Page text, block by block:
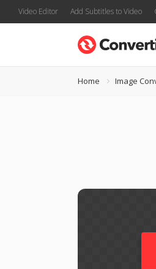
Video Editor Add Subtitles to Video
Home Image